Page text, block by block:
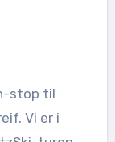
stop til
Vi er i